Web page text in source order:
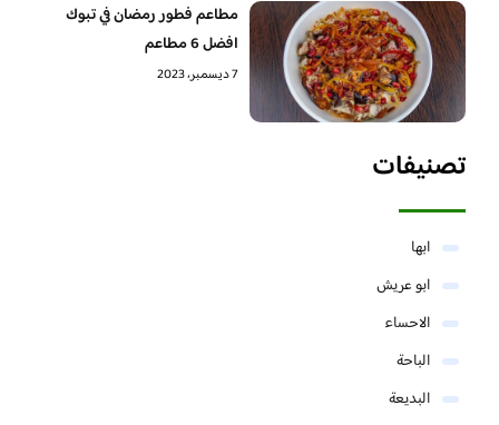
مطاعم فطور رمضان في تبوك
افضل 6 مطاعم
7 ديسمبر، 2023
تصنيفات
ابها
ابو عريش
الاحساء
الباحة
البديعة